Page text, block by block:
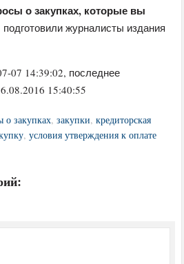
о закупках, которые вы
подготовили журналисты издания
07 14:39:02, последнее
15:40:55
о закупках,закупки,кредиторская
,условия утверждения к оплате